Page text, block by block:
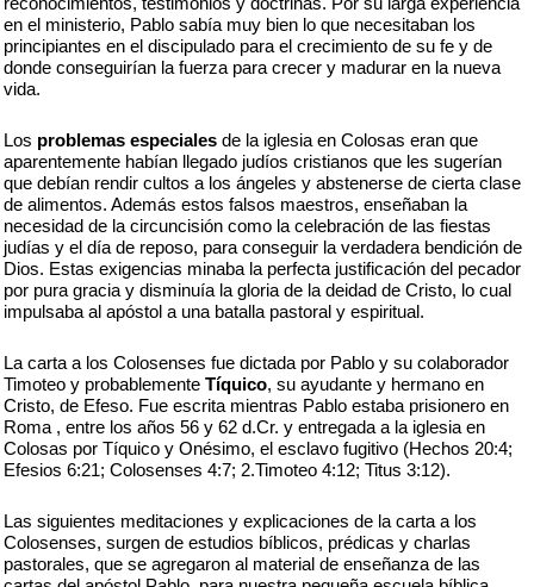
en el ministerio, Pablo sabía muy bien lo que necesitaban los
principiantes en el discipulado para el crecimiento de su fe y de
donde conseguirían la fuerza para crecer y madurar en la nueva
vida.
Los problemas especiales de la iglesia en Colosas eran que
aparentemente habían llegado judíos cristianos que les sugerían
que debían rendir cultos a los ángeles y abstenerse de cierta clase
de alimentos. Además estos falsos maestros, enseñaban la
necesidad de la circuncisión como la celebración de las fiestas
judías y el día de reposo, para conseguir la verdadera bendición de
Dios. Estas exigencias minaba la perfecta justificación del pecador
por pura gracia y disminuía la gloria de la deidad de Cristo, lo cual
impulsaba al apóstol a una batalla pastoral y espiritual.
La carta a los Colosenses fue dictada por Pablo y su colaborador
Timoteo y probablemente Tíquico, su ayudante y hermano en
Cristo, de Efeso. Fue escrita mientras Pablo estaba prisionero en
Roma , entre los años 56 y 62 d.Cr. y entregada a la iglesia en
Colosas por Tíquico y Onésimo, el esclavo fugitivo (Hechos 20:4;
Efesios 6:21; Colosenses 4:7; 2.Timoteo 4:12; Titus 3:12).
Las siguientes meditaciones y explicaciones de la carta a los
Colosenses, surgen de estudios bíblicos, prédicas y charlas
pastorales, que se agregaron al material de enseñanza de las